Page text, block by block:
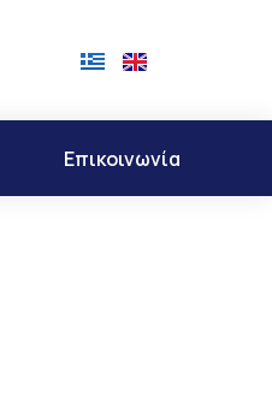
Επικοινωνία